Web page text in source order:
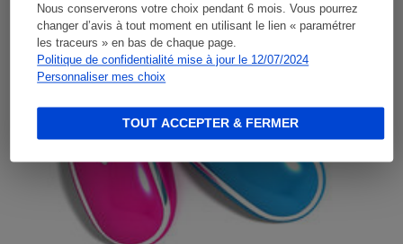
Nous conserverons votre choix pendant 6 mois. Vous pourrez
changer d’avis à tout moment en utilisant le lien « paramétrer
les traceurs » en bas de chaque page.
Politique de confidentialité mise à jour le 12/07/2024
Personnaliser mes choix
TOUT ACCEPTER & FERMER